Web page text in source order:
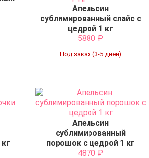
Апельсин
сублимированный слайс с
цедрой 1 кг
5880 ₽
Под заказ (3-5 дней)
Апельсин
сублимированный
порошок с цедрой 1 кг
4870 ₽